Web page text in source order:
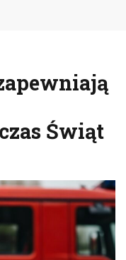
Świąt